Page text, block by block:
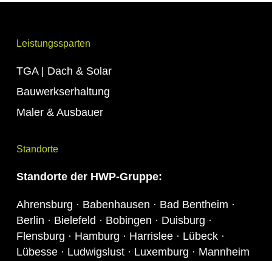
Leistungssparten
TGA | Dach & Solar
Bauwerkserhaltung
Maler & Ausbauer
Standorte
Standorte der HWP-Gruppe:
Ahrensburg · Babenhausen · Bad Bentheim ·
Berlin · Bielefeld · Bobingen · Duisburg ·
Flensburg · Hamburg · Harrislee · Lübeck ·
Lübesse · Ludwigslust · Luxemburg · Mannheim